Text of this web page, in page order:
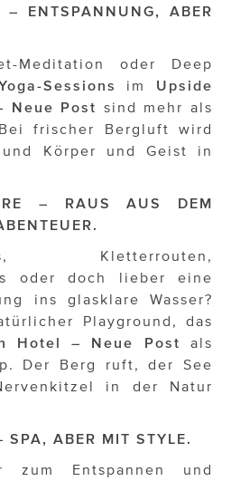
– Neue Post
Film Festival
– ENTSPANNUNG, ABER
Meditation oder Deep
Sessions im Upside
Neue Post sind mehr als
frischer Bergluft wird
Körper und Geist in
– RAUS AUS DEM
Kletterrouten,
oder doch lieber eine
ins glasklare Wasser?
Playground, das
Hotel – Neue Post als
Der Berg ruft, der See
in der Natur
SPA, ABER MIT STYLE.
zum Entspannen und